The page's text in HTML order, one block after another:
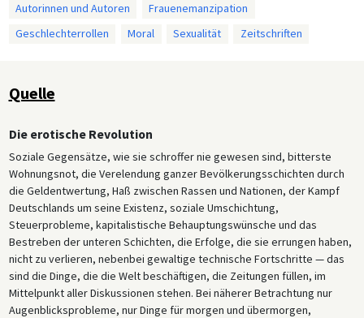
Autorinnen und Autoren
Frauenemanzipation
Geschlechterrollen
Moral Sexualität Zeitschriften
Quelle
Die erotische Revolution
Soziale Gegensätze, wie sie schroffer nie gewesen sind, bitterste
Wohnungsnot, die Verelendung ganzer Bevölkerungsschichten durch
die Geldentwertung, Haß zwischen Rassen und Nationen, der Kampf
Deutschlands um seine Existenz, soziale Umschichtung,
Steuerprobleme, kapitalistische Behauptungswünsche und das
Bestreben der unteren Schichten, die Erfolge, die sie errungen haben,
nicht zu verlieren, nebenbei gewaltige technische Fortschritte — das
sind die Dinge, die die Welt beschäftigen, die Zeitungen füllen, im
Mittelpunkt aller Diskussionen stehen. Bei näherer Betrachtung nur
Augenblicksprobleme, nur Dinge für morgen und übermorgen,